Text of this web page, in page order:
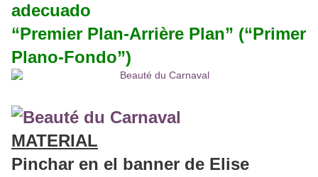
adecuado
“Premier Plan-Arrière Plan” (“Primer
Plano-Fondo”)
MATERIAL
Pinchar en el banner de Elise